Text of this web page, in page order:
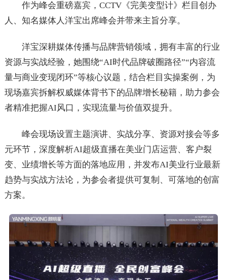
作为峰会重磅嘉宾，CCTV《完美变型计》栏目创办
人、知名媒体人洋宝出席峰会并带来主旨分享。
洋宝深耕媒体传播与品牌营销领域，拥有丰富的行业
资源与实战经验，她围绕“AI时代品牌破圈路径”“内容流
量与商业变现闭环”等核心议题，结合栏目实操案例，为
现场嘉宾拆解权威媒体背书下的品牌增长秘籍，助力参会
者精准把握AI风口，实现流量与价值双提升。
峰会现场设置主题演讲、实战分享、资源对接会等多
元环节，深度解析AI超级直播在美业门店运营、客户裂
变、业绩增长等方面的落地应用，并发布AI美业行业最新
趋势与实战方法论，为参会者提供可复制、可落地的创富
方案。